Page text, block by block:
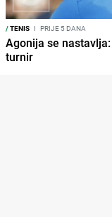
/TENIS I PRIJE 5 DANA
Agonija se
turnir